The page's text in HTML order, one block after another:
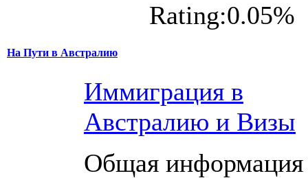
Rating:0.05%
На Пути в Австралию
Иммиграция в
Австралию и Визы
Общая информация